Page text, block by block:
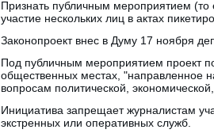
Признать публичным мероприятием (то
участие нескольких лиц в актах
Законопроект внес в Думу 17 ноября
Под публичным мероприятием проект
общественных местах, "направленное
вопросам политической,
Инициатива запрещает журналистам
экстренных или оперативных служб.